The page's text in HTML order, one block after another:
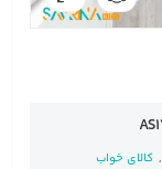
, کالای خواب